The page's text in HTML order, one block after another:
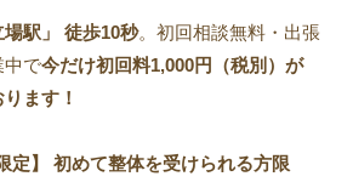
場駅」 徒歩10秒。初回相談無料・出張
中で今だけ初回料1,000円（税別）が
ます！
定】 初めて整体を受けられる方限